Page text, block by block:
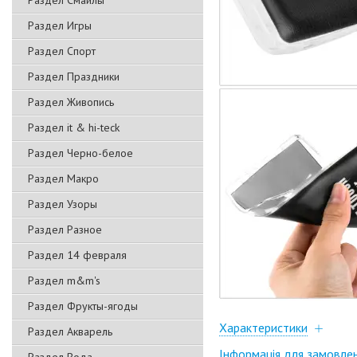
Раздел Игры
Раздел Спорт
Раздел Праздники
Раздел Живопись
Раздел it & hi-teck
Раздел Черно-белое
Раздел Макро
Раздел Узоры
Раздел Разное
Раздел 14 февраля
Раздел m&m's
Раздел Фрукты-ягоды
Раздел Акварель
Характеристики